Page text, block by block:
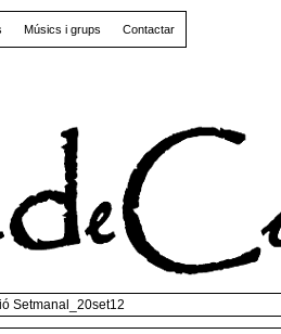
Músics i grups Contactar
Setmanal_20set12